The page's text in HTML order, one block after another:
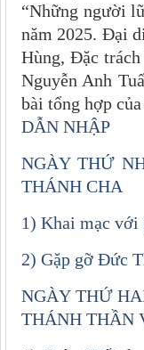
“Những người
năm 2025. Đại
Hùng, Đặc
Nguyễn Anh
bài tổng hợp
DẪN NHẬP
NGÀY THỨ
THÁNH CHA
1) Khai mạc với
2) Gặp gỡ Đức
NGÀY THỨ
THÁNH THẦN